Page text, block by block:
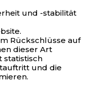
und -stabilität
Rückschlüsse auf
dieser Art
statistisch
und die